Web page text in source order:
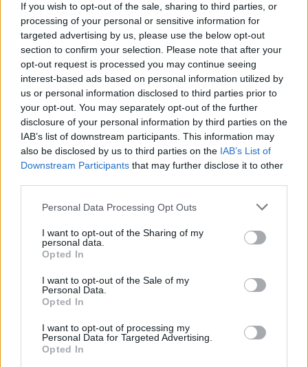
If you wish to opt-out of the sale, sharing to third parties, or
processing of your personal or sensitive information for
targeted advertising by us, please use the below opt-out
section to confirm your selection. Please note that after your
opt-out request is processed you may continue seeing
interest-based ads based on personal information utilized by
us or personal information disclosed to third parties prior to
your opt-out. You may separately opt-out of the further
disclosure of your personal information by third parties on the
IAB’s list of downstream participants. This information may
also be disclosed by us to third parties on the IAB’s List of
Downstream Participants that may further disclose it to other
Personal Data Processing Opt Outs
I want to opt-out of the Sharing of my
personal data.
Opted In
I want to opt-out of the Sale of my
Personal Data.
Opted In
I want to opt-out of processing my
Personal Data for Targeted Advertising.
Opted In
PMP (Tomac)
Forța Dreptei (L. Orban)
PNȚMM
REPER
SENS
SOS (Șoșoacă)
POT (Gavrilă)
PACE (Peia)
PNȚCD (Pavelescu)
PNCR (Terheș)
Partidul Patrioților (Surugiu)
FAR (Coarnă)
România pe Primul Loc (Ponta)
Altul